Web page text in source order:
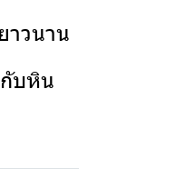
าวนาน
บหิน